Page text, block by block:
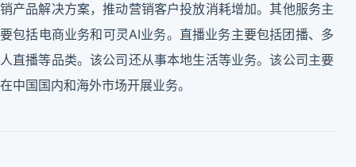
销产品解决方案，推动营销客户投放消耗增加。其他服务主
要包括电商业务和可灵AI业务。直播业务主要包括团播、多
人直播等品类。该公司还从事本地生活等业务。该公司主要
在中国国内和海外市场开展业务。